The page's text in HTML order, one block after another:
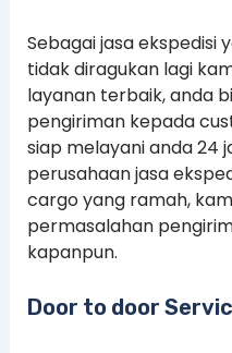
Sebagai jasa ekspedisi
tidak diragukan lagi
layanan terbaik, anda
pengiriman kepada
siap melayani anda 24
perusahaan jasa
cargo yang ramah,
permasalahan
kapanpun.
Door to door